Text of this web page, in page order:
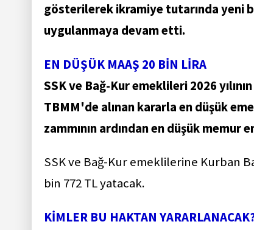
gösterilerek ikramiye tutarında yeni
uygulanmaya devam etti.
EN DÜŞÜK MAAŞ 20 BİN LİRA
SSK ve Bağ-Kur emeklileri 2026
TBMM'de alınan kararla en düşük
zammının ardından en düşük memur
SSK ve Bağ-Kur emeklilerine Kurban
bin 772 TL yatacak.
KİMLER BU HAKTAN